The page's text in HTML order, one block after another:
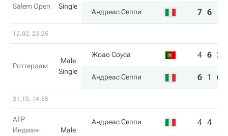
Salem Open
Single
Андреас Сеппи 7 6
12.02, 23:25
Роттердам
Male
Single
Жоао Соуса 4 6 2
Андреас Сеппи 6 1 6
31.10, 14:55
ATP
Индиан-
Male
Андреас Сеппи 4 4